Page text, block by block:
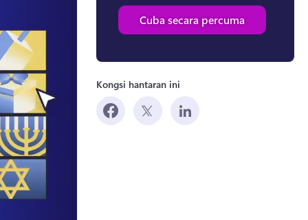
Cuba secara percuma
Kongsi hantaran ini